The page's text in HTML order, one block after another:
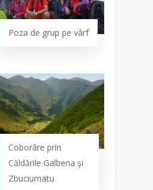
Poza de grup pe vârf
Coborâre prin
Căldările Galbena şi
Zbuciumatu